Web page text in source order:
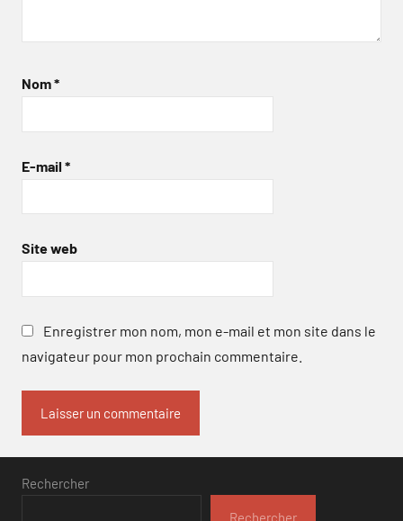
Nom*
E-mail *
Site web
Enregistrer mon nom, mon e-mail et mon site dans le
navigateur pour mon prochain commentaire.
Rechercher
Rechercher